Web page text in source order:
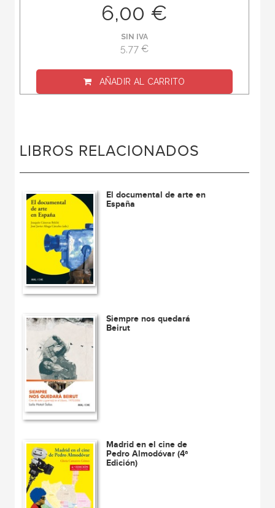
6,00 €
SIN IVA
5,77 €
AÑADIR AL CARRITO
LIBROS RELACIONADOS
El documental de arte en
España
Siempre nos quedará
Beirut
Madrid en el cine de
Pedro Almodóvar (4ª
Edición)